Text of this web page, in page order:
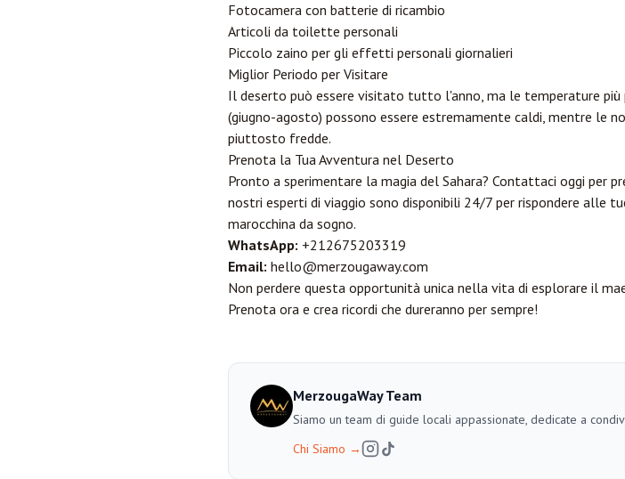
Fotocamera con batterie di ricambio
Articoli da toilette personali
Piccolo zaino per gli effetti personali giornalieri
Miglior Periodo per Visitare
Il deserto può essere visitato tutto l'anno, ma le temperature più
(giugno-agosto) possono essere estremamente caldi, mentre le
piuttosto fredde.
Prenota la Tua Avventura nel Deserto
Pronto a sperimentare la magia del Sahara? Contattaci oggi per
nostri esperti di viaggio sono disponibili 24/7 per rispondere alle
marocchina da sogno.
WhatsApp: +212675203319
Email: hello@merzougaway.com
Non perdere questa opportunità unica nella vita di esplorare il
Prenota ora e crea ricordi che dureranno per sempre!
MerzougaWay Team
Siamo un team di guide locali appassionate, dedicate a
Chi Siamo →